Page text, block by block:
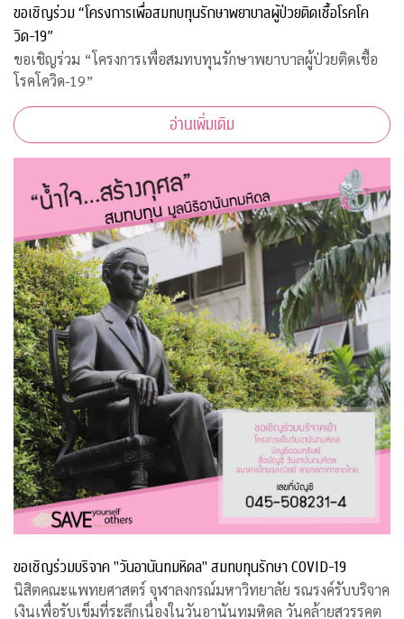
ขอเชิญร่วม “โครงการเพื่อสมทบทุนรักษาพยาบาลผู้ป่วยติดเชื้อโรคโค
วิด-19”
ขอเชิญร่วม “โครงการเพื่อสมทบทุนรักษาพยาบาลผู้ป่วยติดเชื้อ
โรคโควิด-19”
อ่านเพิ่มเติม
ขอเชิญร่วมบริจาค "วันอานันทมหิดล" สมทบทุนรักษา COVID-19
นิสิตคณะแพทยศาสตร์ จุฬาลงกรณ์มหาวิทยาลัย รณรงค์รับบริจาค
เงินเพื่อรับเข็มที่ระลึกเนื่องในวันอานันทมหิดล วันคล้ายสวรรคต